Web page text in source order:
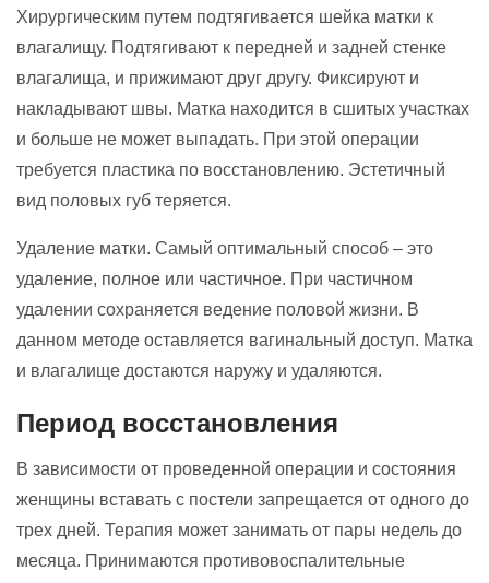
Хирургическим путем подтягивается шейка матки к
влагалищу. Подтягивают к передней и задней стенке
влагалища, и прижимают друг другу. Фиксируют и
накладывают швы. Матка находится в сшитых участках
и больше не может выпадать. При этой операции
требуется пластика по восстановлению. Эстетичный
вид половых губ теряется.
Удаление матки. Самый оптимальный способ – это
удаление, полное или частичное. При частичном
удалении сохраняется ведение половой жизни. В
данном методе оставляется вагинальный доступ. Матка
и влагалище достаются наружу и удаляются.
Период восстановления
В зависимости от проведенной операции и состояния
женщины вставать с постели запрещается от одного до
трех дней. Терапия может занимать от пары недель до
месяца. Принимаются противовоспалительные